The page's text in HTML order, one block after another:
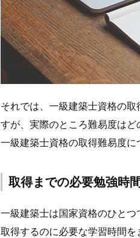
それでは、一級建築士資格の
すが、実際のところ難易度はど
一級建築士資格の取得難易度に
取得までの必要勉強時
一級建築士は国家資格のひと
取得するのに必要な学習時間